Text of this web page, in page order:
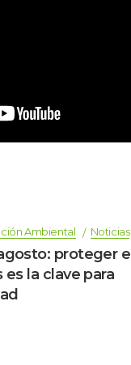
Ambiental Noticia
proteger el
la clave para